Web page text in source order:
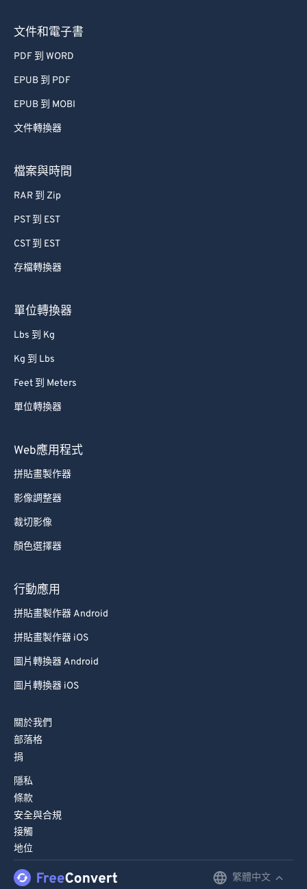
文件和電子書
PDF 到 WORD
EPUB 到 PDF
EPUB 到 MOBI
文件轉換器
檔案與時間
RAR 到 Zip
PST 到 EST
CST 到 EST
存檔轉換器
單位轉換器
Lbs 到 Kg
Kg 到 Lbs
Feet 到 Meters
單位轉換器
Web應用程式
拼貼畫製作器
影像調整器
裁切影像
顏色選擇器
行動應用
拼貼畫製作器 Android
拼貼畫製作器 iOS
圖片轉換器 Android
圖片轉換器 iOS
關於我們
部落格
捐
隱私
條款
安全與合規
接觸
地位
繁體中文